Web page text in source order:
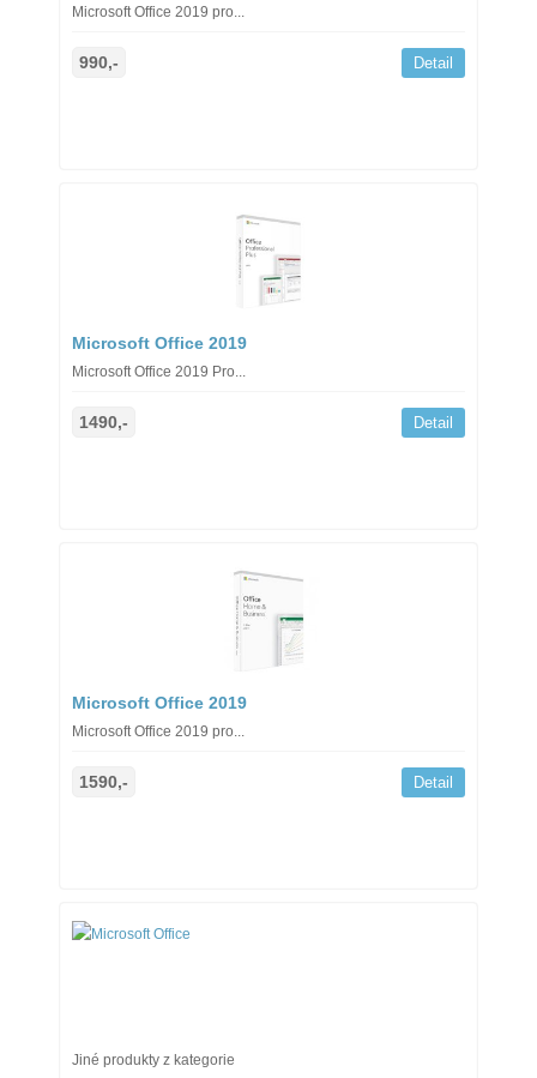
Microsoft Office 2019 pro...
990,- Detail
Microsoft Office 2019
Microsoft Office 2019 Pro...
1490,- Detail
Microsoft Office 2019
Microsoft Office 2019 pro...
1590,- Detail
Jiné produkty z kategorie